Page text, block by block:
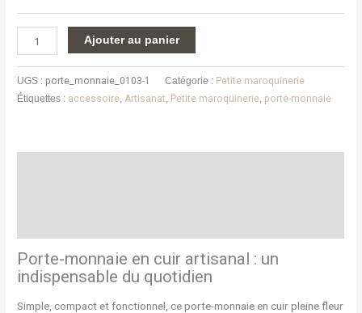
Ajouter au panier
UGS : porte_monnaie_0103-1 Catégorie : Petite maroquinerie
Étiquettes : accessoire,Artisanat, Petite maroquinerie, porte-monnaie
Porte-monnaie en cuir artisanal : un
indispensable du quotidien
Simple, compact et fonctionnel, ce porte-monnaie en cuir pleine fleur